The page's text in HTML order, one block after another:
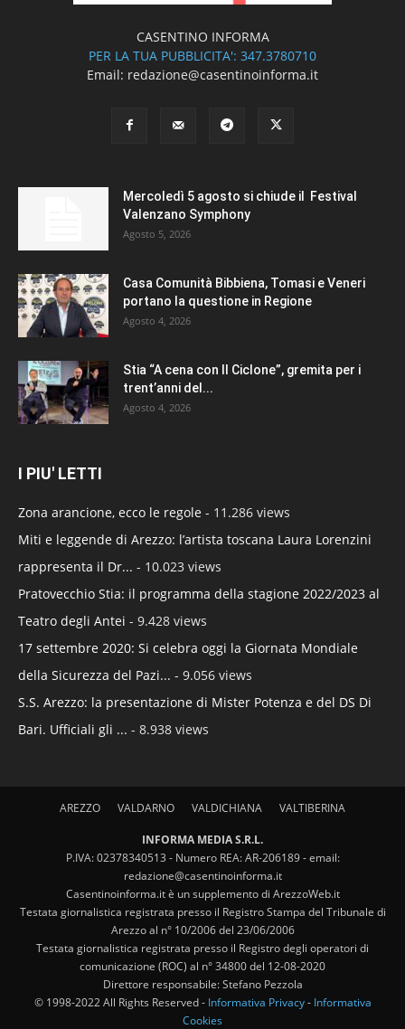
CASENTINO INFORMA
PER LA TUA PUBBLICITA': 347.3780710
Email: redazione@casentinoinforma.it
Mercoledì 5 agosto si chiude il Festival
Valenzano Symphony
Agosto 5, 2026
Casa Comunità Bibbiena, Tomasi e Veneri
portano la questione in Regione
Agosto 4, 2026
Stia “A cena con Il Ciclone”, gremita per i
trent’anni del...
Agosto 4, 2026
I PIU' LETTI
Zona arancione, ecco le regole - 11.286 views
Miti e leggende di Arezzo: l’artista toscana Laura Lorenzini
rappresenta il Dr... - 10.023 views
Pratovecchio Stia: il programma della stagione 2022/2023 al
Teatro degli Antei - 9.428 views
17 settembre 2020: Si celebra oggi la Giornata Mondiale
della Sicurezza del Pazi... - 9.056 views
S.S. Arezzo: la presentazione di Mister Potenza e del DS Di
Bari. Ufficiali gli ... - 8.938 views
AREZZO VALDARNO VALDICHIANA VALTIBERINA
INFORMA MEDIA S.R.L.
P.IVA: 02378340513 - Numero REA: AR-206189 - email:
redazione@casentinoinforma.it
Casentinoinforma.it è un supplemento di ArezzoWeb.it
Testata giornalistica registrata presso il Registro Stampa del Tribunale di
Arezzo al n° 10/2006 del 23/06/2006
Testata giornalistica registrata presso il Registro degli operatori di
comunicazione (ROC) al n° 34800 del 12-08-2020
Direttore responsabile: Stefano Pezzola
© 1998-2022 All Rights Reserved - Informativa Privacy- Informativa
Cookies